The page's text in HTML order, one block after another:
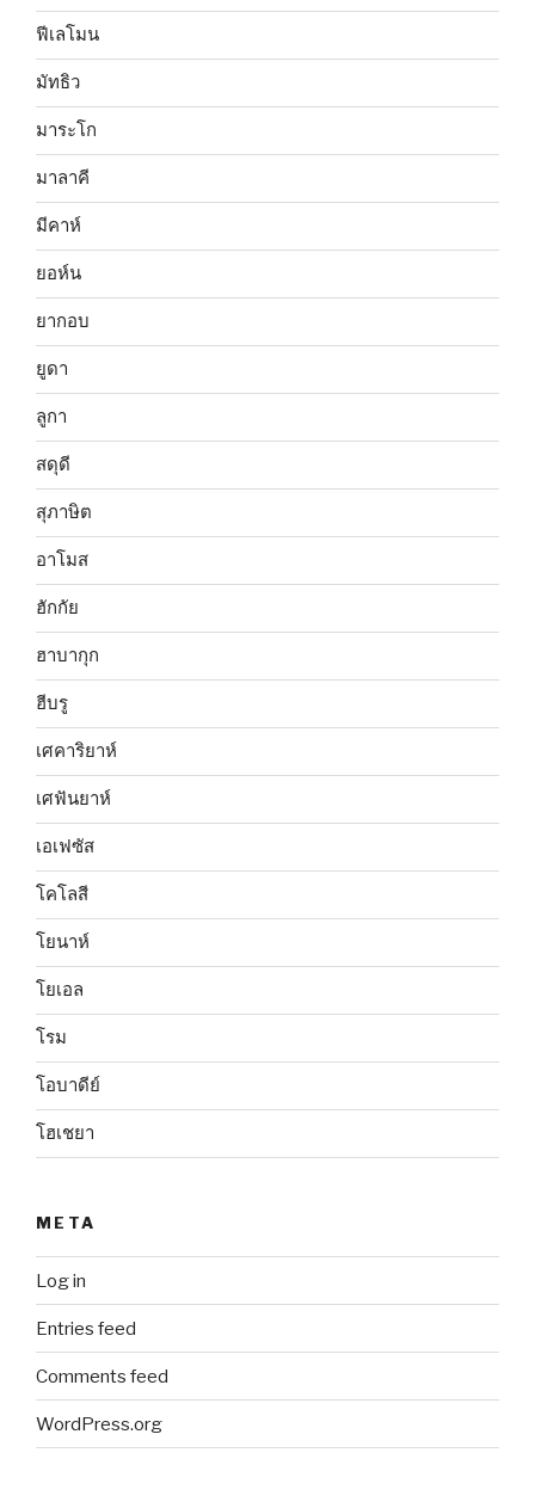
ฟีเลโมน
มัทธิว
มาระโก
มาลาคี
มีคาห์
ยอห์น
ยากอบ
ยูดา
ลูกา
สดุดี
สุภาษิต
อาโมส
ฮักกัย
ฮาบากุก
ฮีบรู
เศคาริยาห์
เศฟันยาห์
เอเฟซัส
โคโลสี
โยนาห์
โยเอล
โรม
โอบาดีย์
โฮเชยา
META
Log in
Entries feed
Comments feed
WordPress.org